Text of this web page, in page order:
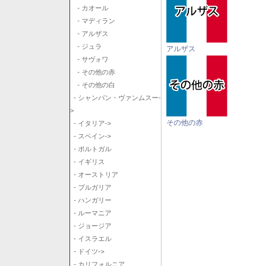
- カオール
- マディラン
- アルザス
- ジュラ
- サヴォワ
- その他の赤
- その他の白
- シャンパン・ヴァンムスー-
>
- イタリア->
- スペイン->
- ポルトガル
- イギリス
- オーストリア
- ブルガリア
- ハンガリー
- ルーマニア
- ジョージア
- イスラエル
- ドイツ->
- カリフォルニア
アルザス
その他の赤